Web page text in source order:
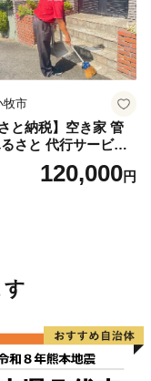
牧市
と納税】空き家 管
さと 代行サービス
度 × 6回 建物 外部
認 2ヶ月に1回 雨漏り
県 小牧市
120,000円
す